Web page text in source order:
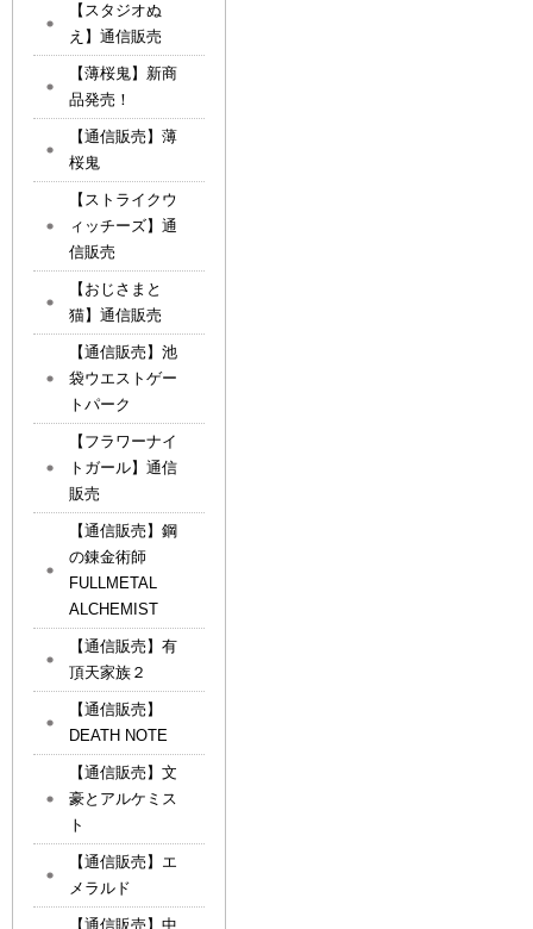
【スタジオぬ
え】通信販売
【薄桜鬼】新商
品発売！
【通信販売】薄
桜鬼
【ストライクウ
ィッチーズ】通
信販売
【おじさまと
猫】通信販売
【通信販売】池
袋ウエストゲー
トパーク
【フラワーナイ
トガール】通信
販売
【通信販売】鋼
の錬金術師
FULLMETAL
ALCHEMIST
【通信販売】有
頂天家族２
【通信販売】
DEATH NOTE
【通信販売】文
豪とアルケミス
ト
【通信販売】エ
メラルド
【通信販売】中